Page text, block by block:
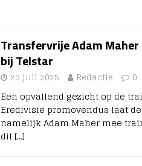
Transfervrije Adam
bij Telstar
25 juli 2025 Redactie 0
Een opvallend gezicht op de
Eredivisie promovendus laat
namelijk Adam Maher mee
dit […]